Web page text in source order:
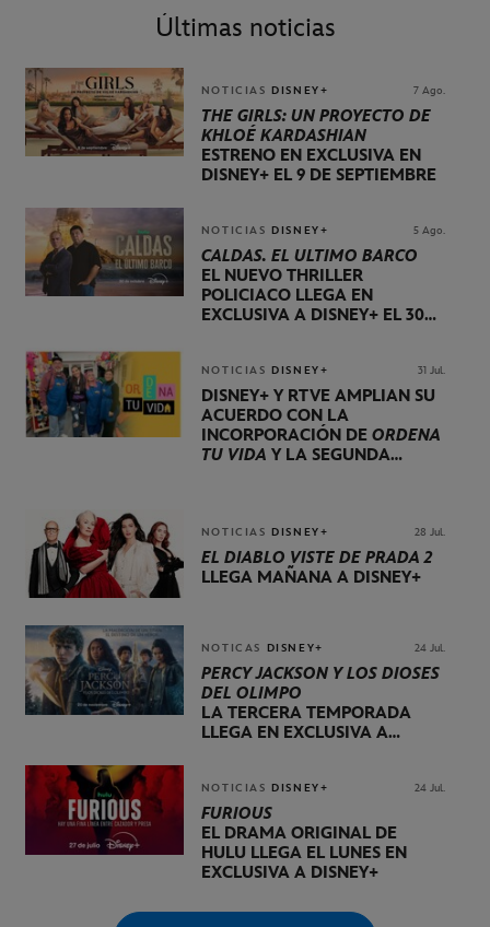
Últimas noticias
NOTICIAS DISNEY+ 7 Ago.
THE GIRLS: UN PROYECTO DE
KHLOÉ KARDASHIAN
ESTRENO EN EXCLUSIVA EN
DISNEY+ EL 9 DE SEPTIEMBRE
NOTICIAS DISNEY+ 5 Ago.
CALDAS. EL ÚLTIMO BARCO
EL NUEVO THRILLER
POLICIACO LLEGA EN
EXCLUSIVA A DISNEY+ EL 30
NOTICIAS DISNEY+ 31 Jul.
DISNEY+ Y RTVE AMPLÍAN SU
ACUERDO CON LA
INCORPORACIÓN DE ORDENA
TU VIDA Y LA SEGUNDA
NOTICIAS DISNEY+ 28 Jul.
EL DIABLO VISTE DE PRADA 2
LLEGA MAÑANA A DISNEY+
NOTICAS DISNEY+ 24 Jul.
PERCY JACKSON Y LOS DIOSES
DEL OLIMPO
LA TERCERA TEMPORADA
LLEGA EN EXCLUSIVA A
NOTICIAS DISNEY+ 24 Jul.
FURIOUS
EL DRAMA ORIGINAL DE
HULU LLEGA EL LUNES EN
EXCLUSIVA A DISNEY+